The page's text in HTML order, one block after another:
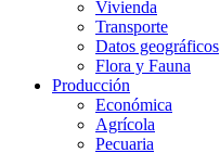
Vivienda
Transporte
Datos geográficos
Flora y Fauna
Producción
Económica
Agrícola
Pecuaria